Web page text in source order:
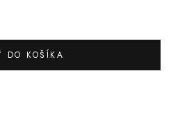
DO KOŠÍKA